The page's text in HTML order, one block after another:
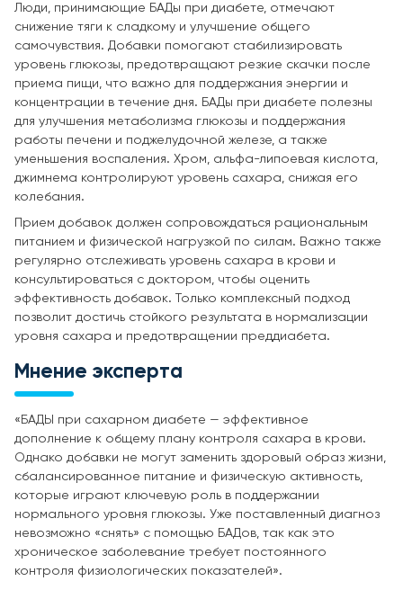
Люди, принимающие БАДы при диабете, отмечают
снижение тяги к сладкому и улучшение общего
самочувствия. Добавки помогают стабилизировать
уровень глюкозы, предотвращают резкие скачки после
приема пищи, что важно для поддержания энергии и
концентрации в течение дня. БАДы при диабете полезны
для улучшения метаболизма глюкозы и поддержания
работы печени и поджелудочной железе, а также
уменьшения воспаления. Хром, альфа-липоевая кислота,
джимнема контролируют уровень сахара, снижая его
колебания.
Прием добавок должен сопровождаться рациональным
питанием и физической нагрузкой по силам. Важно также
регулярно отслеживать уровень сахара в крови и
консультироваться с доктором, чтобы оценить
эффективность добавок. Только комплексный подход
позволит достичь стойкого результата в нормализации
уровня сахара и предотвращении преддиабета.
Мнение эксперта
«БАДЫ при сахарном диабете — эффективное
дополнение к общему плану контроля сахара в крови.
Однако добавки не могут заменить здоровый образ жизни,
сбалансированное питание и физическую активность,
которые играют ключевую роль в поддержании
нормального уровня глюкозы. Уже поставленный диагноз
невозможно «снять» с помощью БАДов, так как это
хроническое заболевание требует постоянного
контроля физиологических показателей».